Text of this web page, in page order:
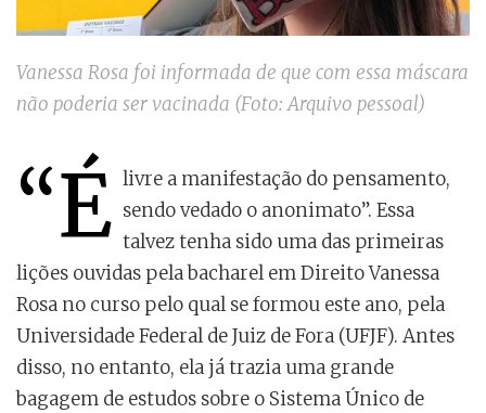
Vanessa Rosa foi informada de que com essa máscara
não poderia ser vacinada (Foto: Arquivo pessoal)
“É livre a manifestação do pensamento,
sendo vedado o anonimato”. Essa
talvez tenha sido uma das primeiras
lições ouvidas pela bacharel em Direito Vanessa
Rosa no curso pelo qual se formou este ano, pela
Universidade Federal de Juiz de Fora (UFJF). Antes
disso, no entanto, ela já trazia uma grande
bagagem de estudos sobre o Sistema Único de